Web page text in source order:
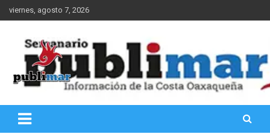
Saltar
al
viernes, agosto 7, 2026
PubliMar